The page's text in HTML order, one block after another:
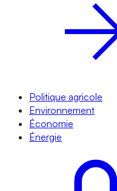
Politique agricole
Environnement
Économie
Énergie